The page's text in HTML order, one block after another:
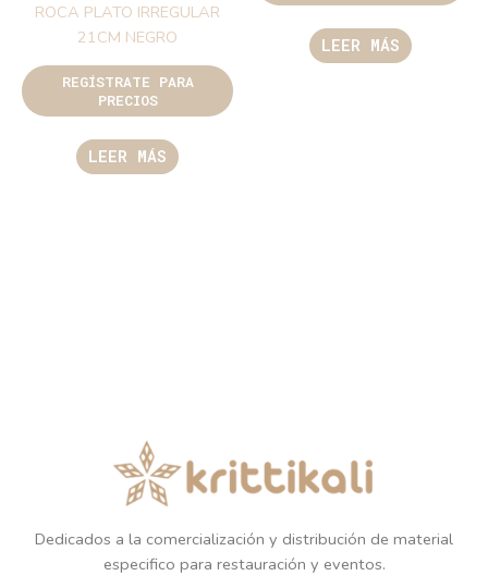
ROCA PLATO IRREGULAR
21CM NEGRO
REGÍSTRATE PARA
PRECIOS
LEER MÁS
LEER MÁS
Dedicados a la comercialización y distribución de material
especifico para restauración y eventos.